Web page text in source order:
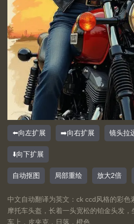
⬅️向左扩展 ➡️向右扩展 镜头拉
⬇️向下扩展
自动抠图 局部重绘 放大2倍
中文自动翻译为英文：ck ccd风格的彩色
摩托车头盔，长着一头宽松的铂金头发
车上，皮夹克，日落，橙色